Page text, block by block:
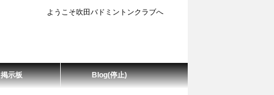
ようこそ吹田バドミントンクラブへ
掲示板 Blog(停止)